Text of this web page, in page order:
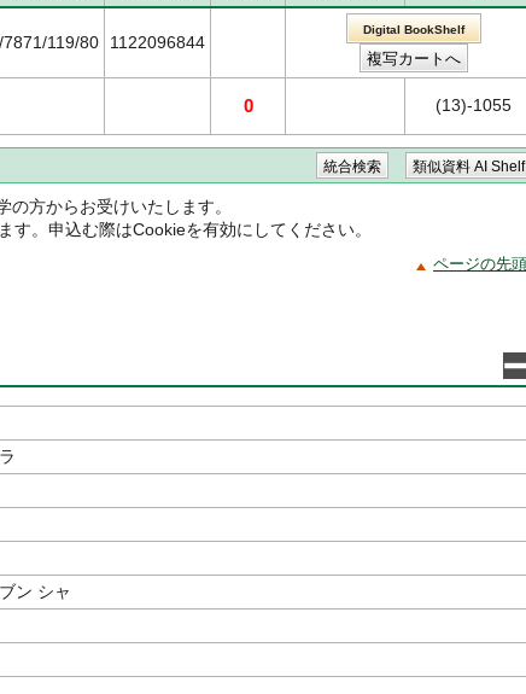
/7871/119/80 1122096844
Digital BookShelf
0 (13)-1055
方からお受けいたします。
。申込む際はCookieを有効にしてください。
ページの先
ン シャ